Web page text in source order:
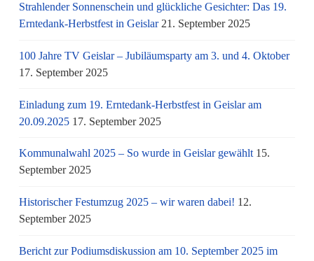
Strahlender Sonnenschein und glückliche Gesichter: Das 19.
Erntedank-Herbstfest in Geislar 21. September 2025
100 Jahre TV Geislar – Jubiläumsparty am 3. und 4. Oktober
17. September 2025
Einladung zum 19. Erntedank-Herbstfest in Geislar am
20.09.2025 17. September 2025
Kommunalwahl 2025 – So wurde in Geislar gewählt 15.
September 2025
Historischer Festumzug 2025 – wir waren dabei! 12.
September 2025
Bericht zur Podiumsdiskussion am 10. September 2025 im